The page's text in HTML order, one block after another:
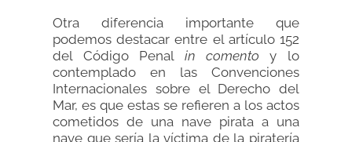
Otra diferencia importante que
podemos destacar entre el artículo 152
del Código Penal in comento y lo
contemplado en las Convenciones
Internacionales sobre el Derecho del
Mar, es que estas se refieren a los actos
cometidos de una nave pirata a una
nave que sería la víctima de la piratería